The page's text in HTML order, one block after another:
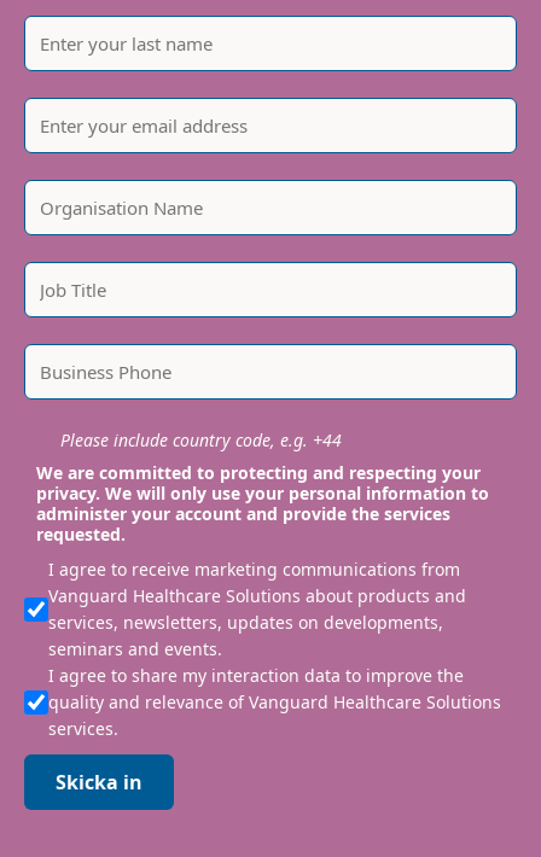
Please include country code, e.g. +44
We are committed to protecting and respecting your
privacy. We will only use your personal information to
administer your account and provide the services
requested.
I agree to receive marketing communications from
Vanguard Healthcare Solutions about products and
services, newsletters, updates on developments,
seminars and events.
I agree to share my interaction data to improve the
quality and relevance of Vanguard Healthcare Solutions
services.
Skicka in